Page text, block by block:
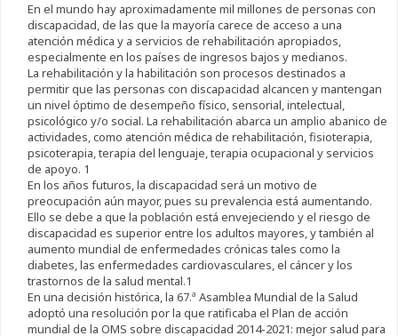
En el mundo hay aproximadamente mil millones de personas con
discapacidad, de las que la mayoría carece de acceso a una
atención médica y a servicios de rehabilitación apropiados,
especialmente en los países de ingresos bajos y medianos.
La rehabilitación y la habilitación son procesos destinados a
permitir que las personas con discapacidad alcancen y mantengan
un nivel óptimo de desempeño físico, sensorial, intelectual,
psicológico y/o social. La rehabilitación abarca un amplio abanico de
actividades, como atención médica de rehabilitación, fisioterapia,
psicoterapia, terapia del lenguaje, terapia ocupacional y servicios
de apoyo. 1
En los años futuros, la discapacidad será un motivo de
preocupación aún mayor, pues su prevalencia está aumentando.
Ello se debe a que la población está envejeciendo y el riesgo de
discapacidad es superior entre los adultos mayores, y también al
aumento mundial de enfermedades crónicas tales como la
diabetes, las enfermedades cardiovasculares, el cáncer y los
trastornos de la salud mental.1
En una decisión histórica, la 67.ª Asamblea Mundial de la Salud
adoptó una resolución por la que ratificaba el Plan de acción
mundial de la OMS sobre discapacidad 2014-2021: mejor salud para